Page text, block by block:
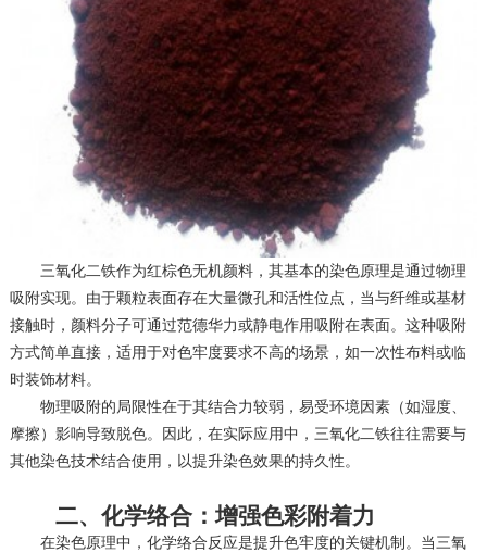
三氧化二铁作为红棕色无机颜料，其基本的染色原理是通过物理
吸附实现。由于颗粒表面存在大量微孔和活性位点，当与纤维或基材
接触时，颜料分子可通过范德华力或静电作用吸附在表面。这种吸附
方式简单直接，适用于对色牢度要求不高的场景，如一次性布料或临
时装饰材料。
物理吸附的局限性在于其结合力较弱，易受环境因素（如湿度、
摩擦）影响导致脱色。因此，在实际应用中，三氧化二铁往往需要与
其他染色技术结合使用，以提升染色效果的持久性。
二、化学络合：增强色彩附着力
在染色原理中，化学络合反应是提升色牢度的关键机制。当三氧